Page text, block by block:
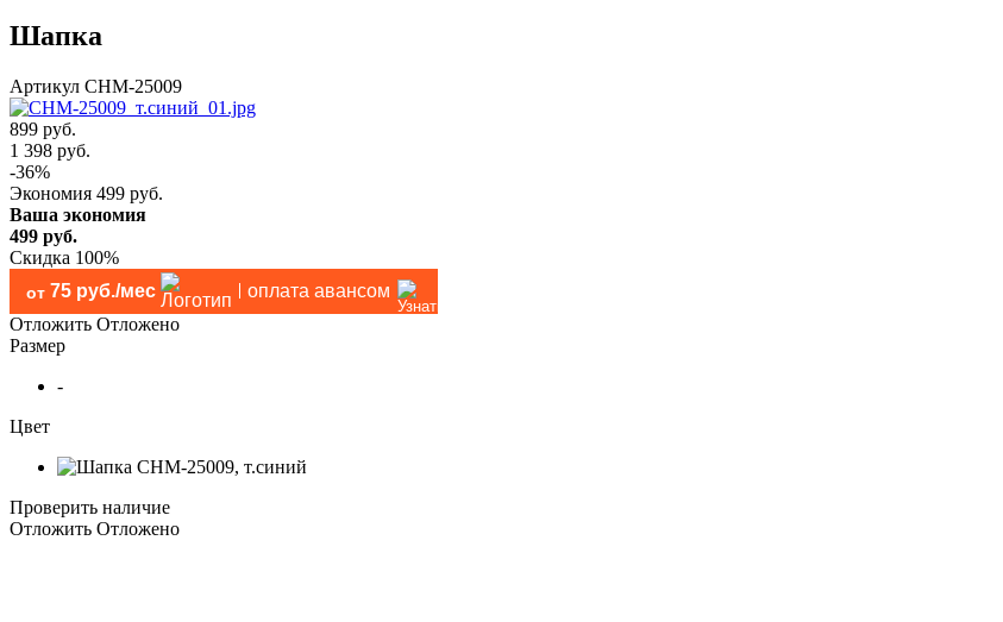
Шапка
Артикул CHM-25009
899 руб.
1 398 руб.
-36%
Экономия 499 руб.
Ваша экономия
499 руб.
Скидка 100%
от 75 руб./мес
оплата авансом
Отложить Отложено
Размер
-
Цвет
Проверить наличие
Отложить Отложено